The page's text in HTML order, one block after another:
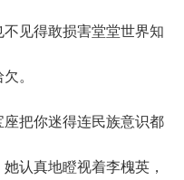
见得敢损害堂堂世界知
。
把你迷得连民族意识都
认真地瞪视着李槐英，